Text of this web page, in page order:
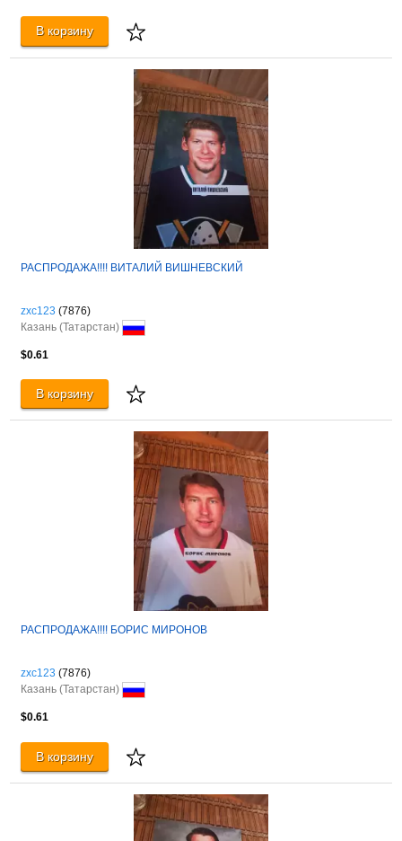
В корзину
РАСПРОДАЖА!!!! ВИТАЛИЙ ВИШНЕВСКИЙ
zxc123 (7876)
Казань (Татарстан)
$0.61
В корзину
РАСПРОДАЖА!!!! БОРИС МИРОНОВ
zxc123 (7876)
Казань (Татарстан)
$0.61
В корзину